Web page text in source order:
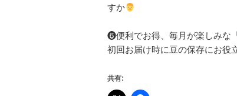
すか
❻便利でお得、毎月が楽しみな
初回お届け時に豆の保存にお役
共有: